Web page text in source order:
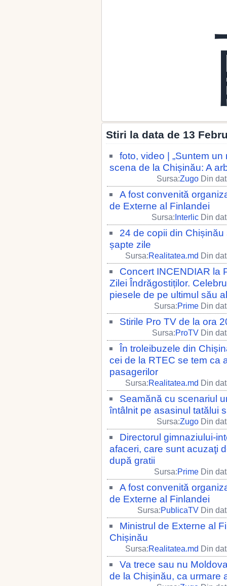
Stiri la data de 13
foto, video | „Suntem
scena de la Chișinău: A
Sursa:Zugo Din
A fost convenită
de Externe al Finlandei
Sursa:Interlic Din
24 de copii din
șapte zile
Sursa:Realitatea.md Din
Concert INCENDIAR la
Zilei Îndrăgostiților.
piesele de pe ultimul său
Sursa:Prime Din
Stirile Pro TV de la ora
Sursa:ProTV Din
În troleibuzele din
cei de la RTEC se tem ca
pasagerilor
Sursa:Realitatea.md Din
Seamănă cu scenariul
întâlnit pe asasinul tatălui
Sursa:Zugo Din
Directorul gimnaziului-
afaceri, care sunt acuzaţi
după gratii
Sursa:Prime Din
A fost convenită
de Externe al Finlandei
Sursa:PublicaTV Din
Ministrul de Externe al
Chișinău
Sursa:Realitatea.md Din
Va trece sau nu
de la Chișinău, ca urmare